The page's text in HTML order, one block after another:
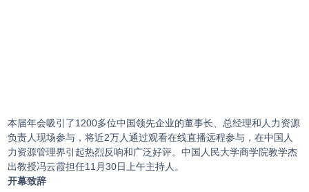
本届年会吸引了1200多位中国领先企业的董事长、总经理和人力资源
负责人现场参与，将近2万人通过观看在线直播远程参与，在中国人
力资源管理界引起热烈反响和广泛好评。中国人民大学商学院教学杰
出教授冯云霞担任11月30日上午主持人。
开幕致辞